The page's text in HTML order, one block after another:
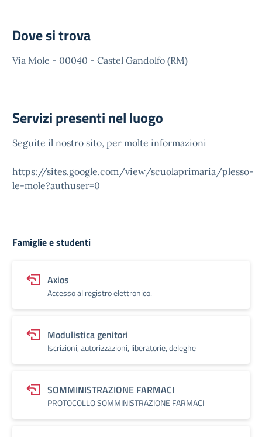
Dove si trova
Via Mole - 00040 - Castel Gandolfo (RM)
Servizi presenti nel luogo
Seguite il nostro sito, per molte informazioni
https://sites.google.com/view/scuolaprimaria/plesso-
le-mole?authuser=0
Famiglie e studenti
Axios
Accesso al registro elettronico.
Modulistica genitori
Iscrizioni, autorizzazioni, liberatorie, deleghe
SOMMINISTRAZIONE FARMACI
PROTOCOLLO SOMMINISTRAZIONE FARMACI